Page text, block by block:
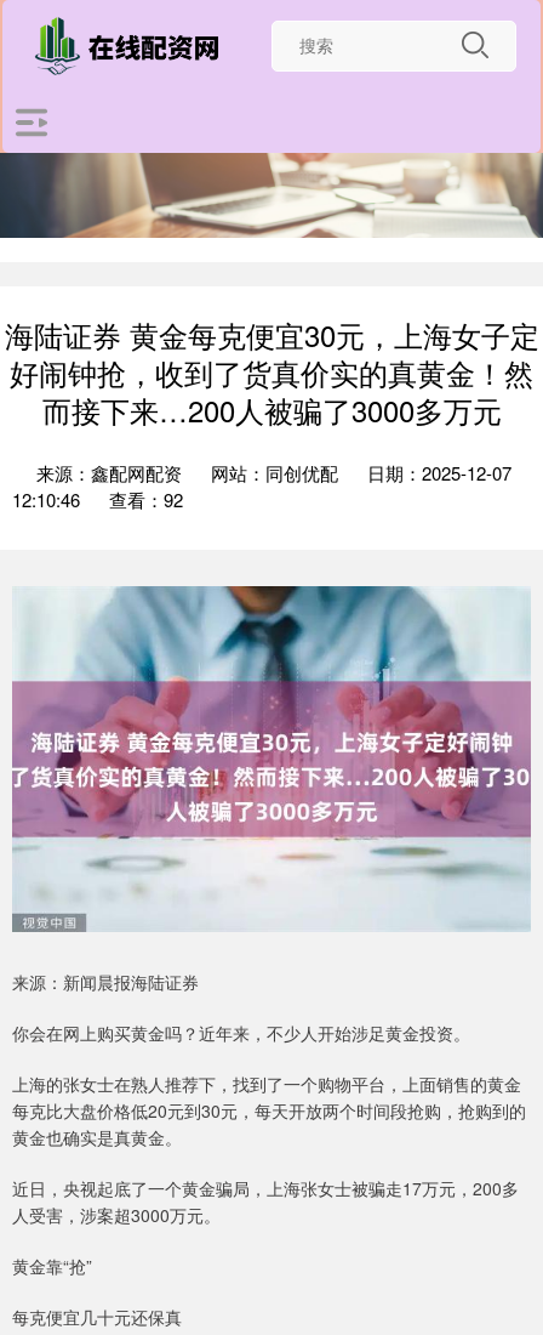
海陆证券 黄金每克便宜30元，上海女子定
好闹钟抢，收到了货真价实的真黄金！然
而接下来…200人被骗了3000多万元
来源：鑫配网配资 网站：同创优配
日期：2025-12-07
12:10:46
查看：92
来源：新闻晨报海陆证券
你会在网上购买黄金吗？近年来，不少人开始涉足黄金投资。
上海的张女士在熟人推荐下，找到了一个购物平台，上面销售的黄金
每克比大盘价格低20元到30元，每天开放两个时间段抢购，抢购到的
黄金也确实是真黄金。
近日，央视起底了一个黄金骗局，上海张女士被骗走17万元，200多
人受害，涉案超3000万元。
黄金靠“抢”
每克便宜几十元还保真